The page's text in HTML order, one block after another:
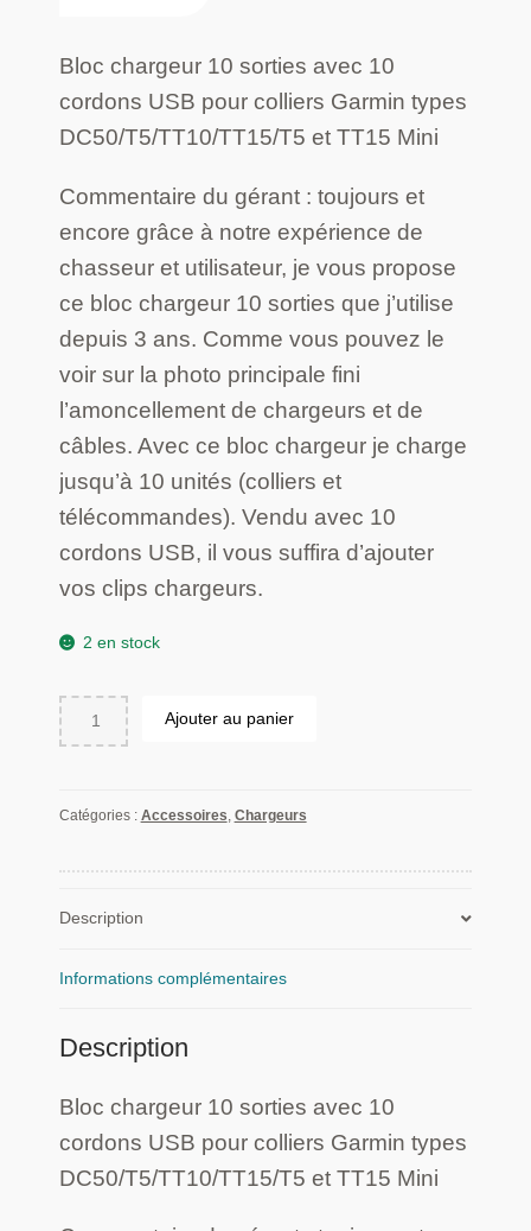
Bloc chargeur 10 sorties avec 10
cordons USB pour colliers Garmin types
DC50/T5/TT10/TT15/T5 et TT15 Mini
Commentaire du gérant : toujours et
encore grâce à notre expérience de
chasseur et utilisateur, je vous propose
ce bloc chargeur 10 sorties que j’utilise
depuis 3 ans. Comme vous pouvez le
voir sur la photo principale fini
l’amoncellement de chargeurs et de
câbles. Avec ce bloc chargeur je charge
jusqu’à 10 unités (colliers et
télécommandes). Vendu avec 10
cordons USB, il vous suffira d’ajouter
vos clips chargeurs.
2 en stock
quantité
de
10
cordons
pour
types
et
Mini
Ajouter au panier
Catégories : Accessoires, Chargeurs
Description
Informations complémentaires
Description
Bloc chargeur 10 sorties avec 10
cordons USB pour colliers Garmin types
DC50/T5/TT10/TT15/T5 et TT15 Mini